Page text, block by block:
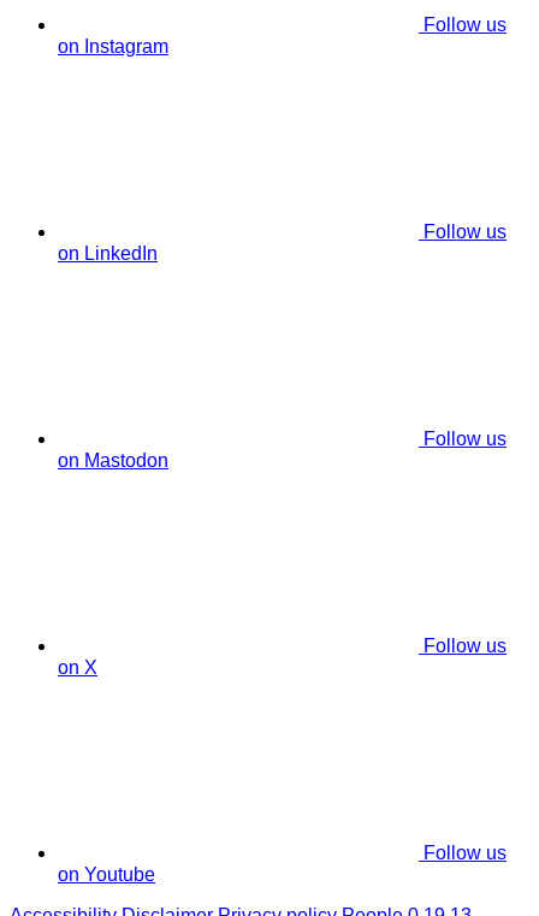
Follow us
on Instagram
Follow us
on LinkedIn
Follow us
on Mastodon
Follow us
on X
Follow us
on Youtube